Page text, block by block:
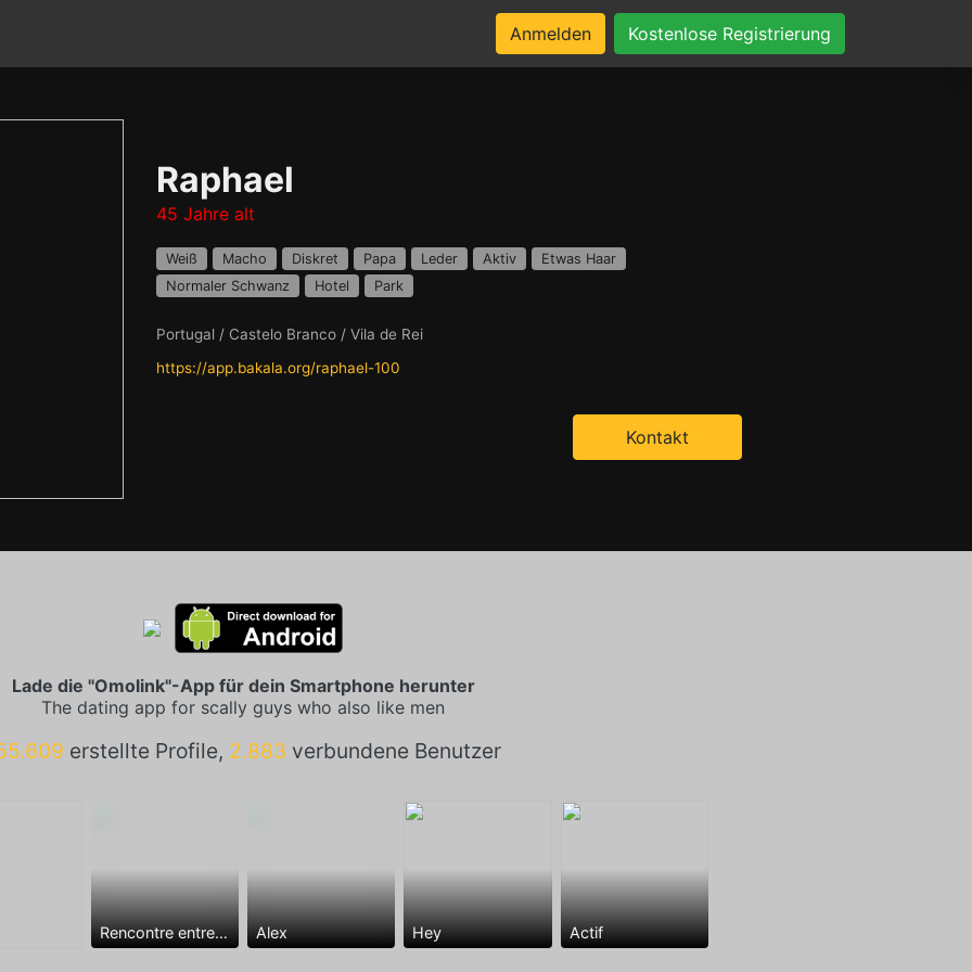
Anmelden Kostenlose Registrierung
Raphael
45 Jahre alt
Weiß Macho Diskret Papa Leder Aktiv
Etwas Haar
Normaler Schwanz
Hotel Park
Portugal / Castelo Branco / Vila de Rei
https://app.bakala.org/raphael-100
Kontakt
Lade die "Omolink"-App für dein Smartphone herunter
The dating app for scally guys who also like men
erstellte Profile, 2.883 verbundene Benutzer
Rencontre entre mecs Alex Hey Actif